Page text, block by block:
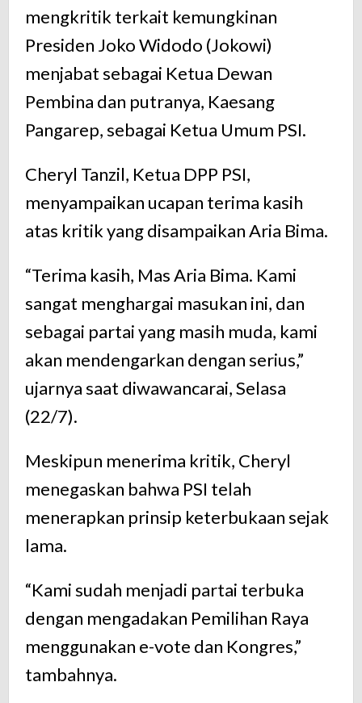
mengkritik terkait kemungkinan
Presiden Joko Widodo (Jokowi)
menjabat sebagai Ketua Dewan
Pembina dan putranya, Kaesang
Pangarep, sebagai Ketua Umum PSI.
Cheryl Tanzil, Ketua DPP PSI,
menyampaikan ucapan terima kasih
atas kritik yang disampaikan Aria Bima.
“Terima kasih, Mas Aria Bima. Kami
sangat menghargai masukan ini, dan
sebagai partai yang masih muda, kami
akan mendengarkan dengan serius,”
ujarnya saat diwawancarai, Selasa
(22/7).
Meskipun menerima kritik, Cheryl
menegaskan bahwa PSI telah
menerapkan prinsip keterbukaan sejak
lama.
“Kami sudah menjadi partai terbuka
dengan mengadakan Pemilihan Raya
menggunakan e-vote dan Kongres,”
tambahnya.